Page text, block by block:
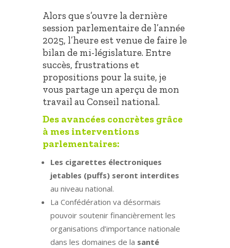
Alors que s’ouvre la dernière
session parlementaire de l’année
2025, l’heure est venue de faire le
bilan de mi-législature. Entre
succès, frustrations et
propositions pour la suite, je
vous partage un aperçu de mon
travail au Conseil national.
Des avancées concrètes grâce
à mes interventions
parlementaires:
Les cigarettes électroniques
jetables (puffs) seront interdites
au niveau national.
La Confédération va désormais
pouvoir soutenir financièrement les
organisations d’importance nationale
dans les domaines de la santé